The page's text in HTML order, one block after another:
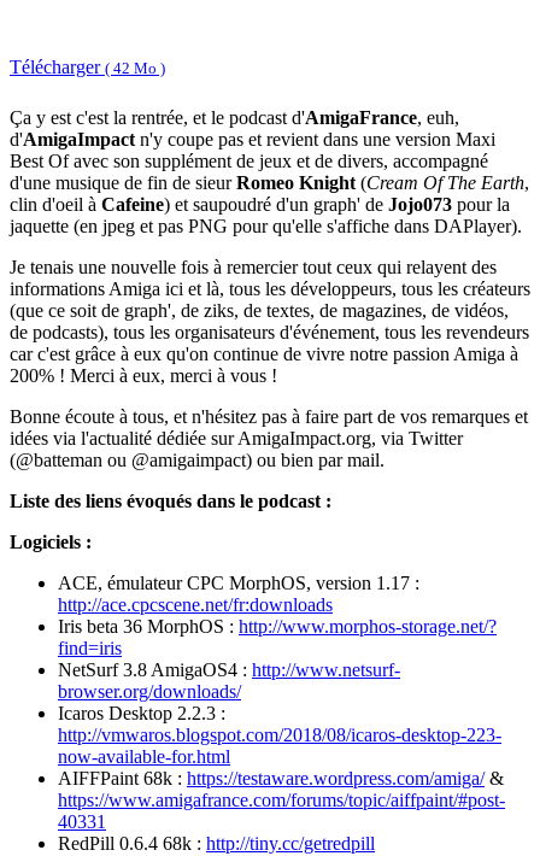
Télécharger ( 42 Mo )
Ça y est c'est la rentrée, et le podcast d'AmigaFrance, euh,
d'AmigaImpact n'y coupe pas et revient dans une version Maxi
Best Of avec son supplément de jeux et de divers, accompagné
d'une musique de fin de sieurRomeo Knight (Cream Of The Earth,
clin d'oeil à Cafeine) et saupoudré d'un graph' de Jojo073 pour la
jaquette (en jpeg et pas PNG pour qu'elle s'affiche dans DAPlayer).
Je tenais une nouvelle fois à remercier tout ceux qui relayent des
informations Amiga ici et là, tous les développeurs, tous les créateurs
(que ce soit de graph', de ziks, de textes, de magazines, de vidéos,
de podcasts), tous les organisateurs d'événement, tous les revendeurs
car c'est grâce à eux qu'on continue de vivre notre passion Amiga à
200% ! Merci à eux, merci à vous !
Bonne écoute à tous, et n'hésitez pas à faire part de vos remarques et
idées via l'actualité dédiée sur AmigaImpact.org, via Twitter
(@batteman ou @amigaimpact) ou bien par mail.
Liste des liens évoqués dans le podcast :
Logiciels :
ACE, émulateur CPC MorphOS, version 1.17 :
http://ace.cpcscene.net/fr:downloads
Iris beta 36 MorphOS : http://www.morphos-storage.net/?
find=iris
NetSurf 3.8 AmigaOS4 : http://www.netsurf-
browser.org/downloads/
Icaros Desktop 2.2.3 :
http://vmwaros.blogspot.com/2018/08/icaros-desktop-223-
now-available-for.html
AIFFPaint 68k : https://testaware.wordpress.com/amiga/&
https://www.amigafrance.com/forums/topic/aiffpaint/#post-
40331
RedPill 0.6.4 68k : http://tiny.cc/getredpill